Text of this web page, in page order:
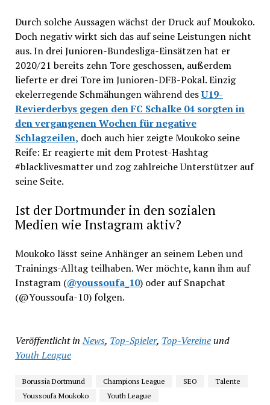
Durch solche Aussagen wächst der Druck auf Moukoko.
Doch negativ wirkt sich das auf seine Leistungen nicht
aus. In drei Junioren-Bundesliga-Einsätzen hat er
2020/21 bereits zehn Tore geschossen, außerdem
lieferte er drei Tore im Junioren-DFB-Pokal. Einzig
ekelerregende Schmähungen während desU19-
Revierderbys gegen den FC Schalke 04 sorgten in
den vergangenen Wochen für negative
Schlagzeilen, doch auch hier zeigte Moukoko seine
Reife: Er reagierte mit dem Protest-Hashtag
#blacklivesmatter und zog zahlreiche Unterstützer auf
seine Seite.
Ist der Dortmunder in den sozialen
Medien wie Instagram aktiv?
Moukoko lässt seine Anhänger an seinem Leben und
Trainings-Alltag teilhaben. Wer möchte, kann ihm auf
Instagram (@youssoufa_10) oder auf Snapchat
(@Youssoufa-10) folgen.
Veröffentlicht in News, Top-Spieler, Top-Vereineund
Youth League
Borussia Dortmund Champions League SEO
Talente
Youssoufa Moukoko
Youth League